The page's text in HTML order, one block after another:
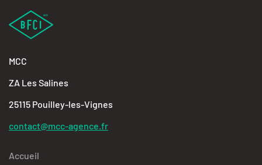
MCC
ZA Les Salines
25115 Pouilley-les-Vignes
contact@mcc-agence.fr
Accueil